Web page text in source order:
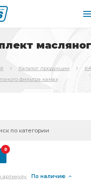
Каталог продукции
фильтра камаз
0
артикулу По наличию